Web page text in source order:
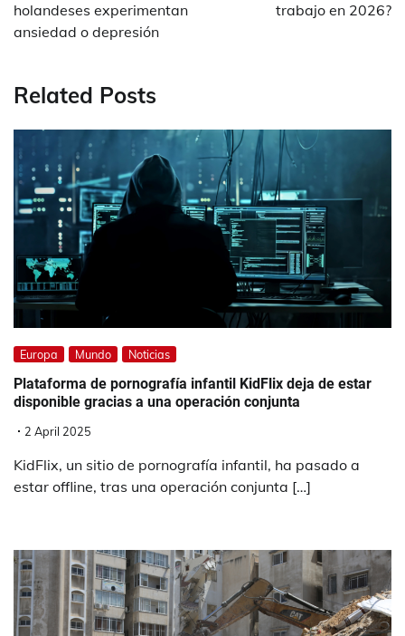
holandeses experimentan
ansiedad o depresión
trabajo en 2026?
Related Posts
Europa Mundo Noticias
Plataforma de pornografía infantil KidFlix deja de estar
disponible gracias a una operación conjunta
2 April 2025
KidFlix, un sitio de pornografía infantil, ha pasado a
estar offline, tras una operación conjunta […]